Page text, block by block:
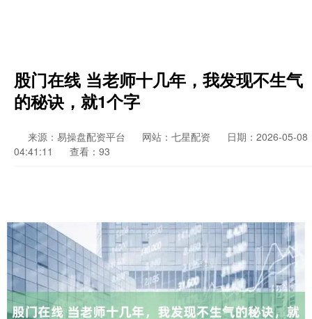
股门在线 当老师十几年，我发现不生气
的秘诀，就1个字
来源：易操盘配资平台 网站：七星配资
日期：2026-05-08
04:41:11
查看：93